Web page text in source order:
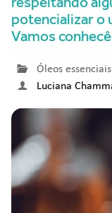
potencializar o
Vamos
Óleos essenciais
Luciana